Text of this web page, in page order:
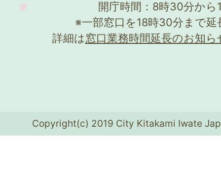
開庁時間：8時30分か
※一部窓口を18時30分まで
詳細は窓口業務時間延長のお知ら
Copyright(c) 2019 City Kitakami Iwate